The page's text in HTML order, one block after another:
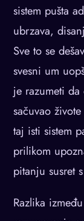
sistem pušta
ubrzava,
Sve to se
svesni um
je razumeti
sačuvao
taj isti sistem
prilikom
pitanju susret
Razlika